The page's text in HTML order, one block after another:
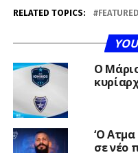
RELATED TOPICS: FEATURED
Ο
‘Ο
σε νέο